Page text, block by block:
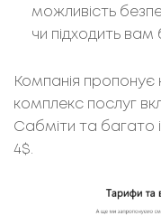
можливість
чи підходить вам
Компанія пропонує
комплекс послуг
Сабміти та багато
4$.